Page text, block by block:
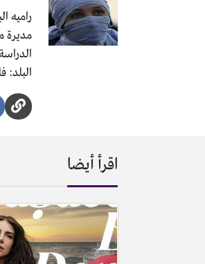
راميه
مديرة
البلد:
اقرأ أيضا